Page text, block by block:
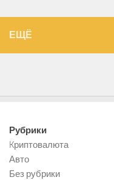
ЕЩЁ
Рубрики
Kриптовалюта
Авто
Без рубрики